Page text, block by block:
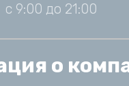
с 9:00 до 21:00
о